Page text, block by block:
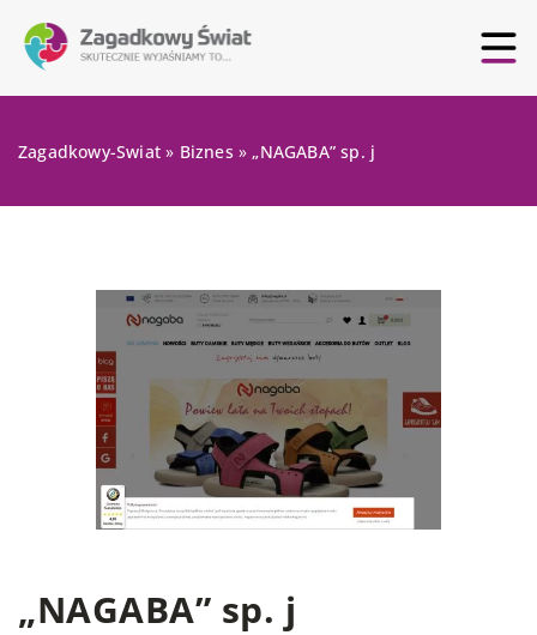
Zagadkowy-Swiat » Biznes »„NAGABA” sp. j
„NAGABA” sp. j